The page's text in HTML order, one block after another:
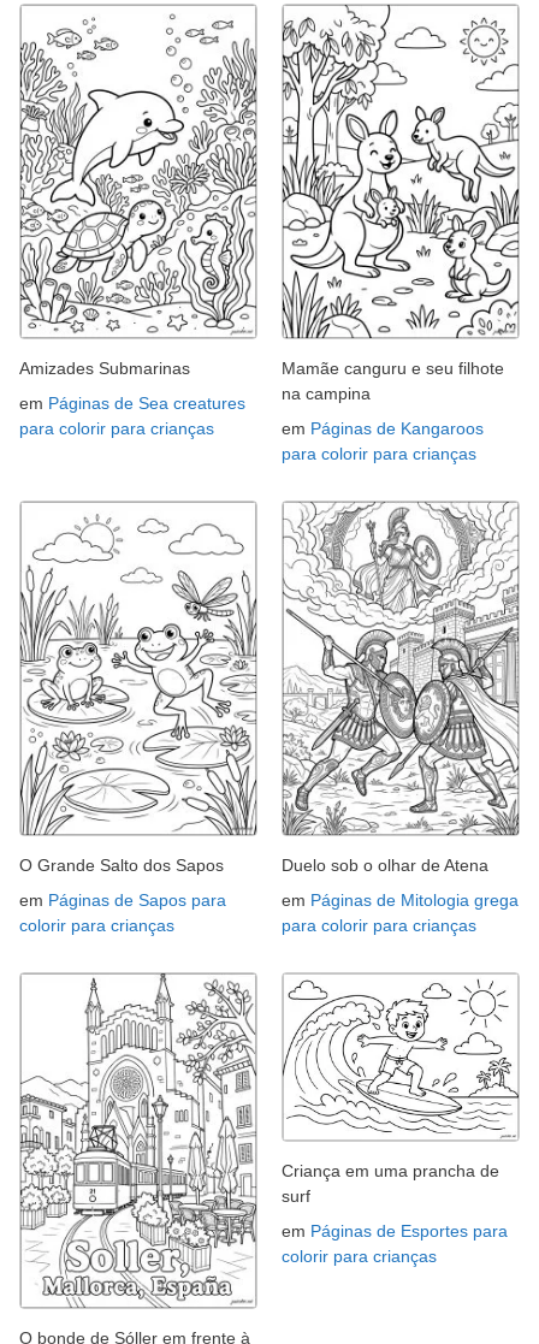
Amizades Submarinas
em Páginas de Sea creatures
para colorir para crianças
Mamãe canguru e seu filhote
na campina
em Páginas de Kangaroos
para colorir para crianças
O Grande Salto dos Sapos
em Páginas de Sapos para
colorir para crianças
Duelo sob o olhar de Atena
em Páginas de Mitologia grega
para colorir para crianças
O bonde de Sóller em frente à
Criança em uma prancha de
surf
em Páginas de Esportes para
colorir para crianças